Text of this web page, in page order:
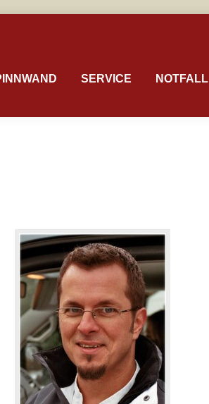
SERVICE NOTFALL